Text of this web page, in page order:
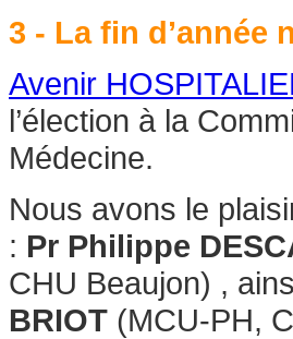
3 - La fin d’année
Avenir
l’élection à la
Médecine.
Nous avons le
: Pr Philippe
CHU Beaujon) ,
BRIOT (MCU-PH,